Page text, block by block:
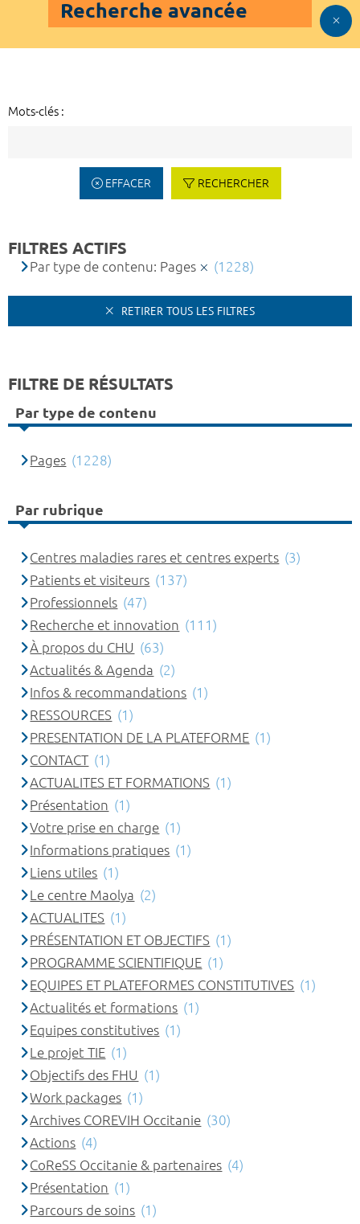
Recherche avancée
Mots-clés :
EFFACER RECHERCHER
FILTRES ACTIFS
Par type de contenu: Pages (1228)
RETIRER TOUS LES FILTRES
FILTRE DE RÉSULTATS
Par type de contenu
Pages (1228)
Par rubrique
Centres maladies rares et centres experts (3)
Patients et visiteurs (137)
Professionnels (47)
Recherche et innovation (111)
À propos du CHU (63)
Actualités & Agenda (2)
Infos & recommandations (1)
RESSOURCES (1)
PRESENTATION DE LA PLATEFORME (1)
CONTACT (1)
ACTUALITES ET FORMATIONS (1)
Présentation (1)
Votre prise en charge (1)
Informations pratiques (1)
Liens utiles (1)
Le centre Maolya (2)
ACTUALITES (1)
PRÉSENTATION ET OBJECTIFS (1)
PROGRAMME SCIENTIFIQUE (1)
EQUIPES ET PLATEFORMES CONSTITUTIVES (1)
Actualités et formations (1)
Equipes constitutives (1)
Le projet TIE (1)
Objectifs des FHU (1)
Work packages (1)
Archives COREVIH Occitanie (30)
Actions (4)
CoReSS Occitanie & partenaires (4)
Présentation (1)
Parcours de soins (1)